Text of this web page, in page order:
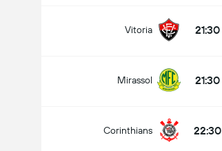
Vitoria 21:30
Mirassol 21:30
Corinthians 22:30